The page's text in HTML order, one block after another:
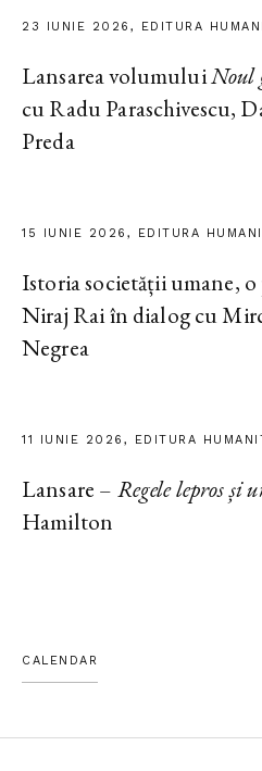
23 IUNIE 2026, EDITURA
Lansarea volumuluiNoul
cu Radu Paraschivescu,
Preda
15 IUNIE 2026, EDITURA
Istoria societății umane, o
Niraj Rai în dialog cu
Negrea
11 IUNIE 2026, EDITURA
Lansare – Regele lepros și
Hamilton
CALENDAR